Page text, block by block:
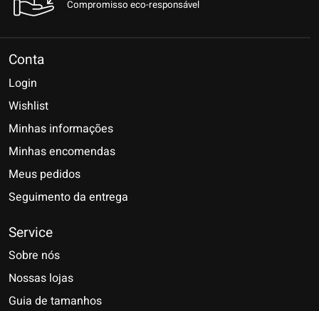
Compromisso eco-responsável
Conta
Login
Wishlist
Minhas informações
Minhas encomendas
Meus pedidos
Seguimento da entrega
Service
Sobre nós
Nossas lojas
Guia de tamanhos